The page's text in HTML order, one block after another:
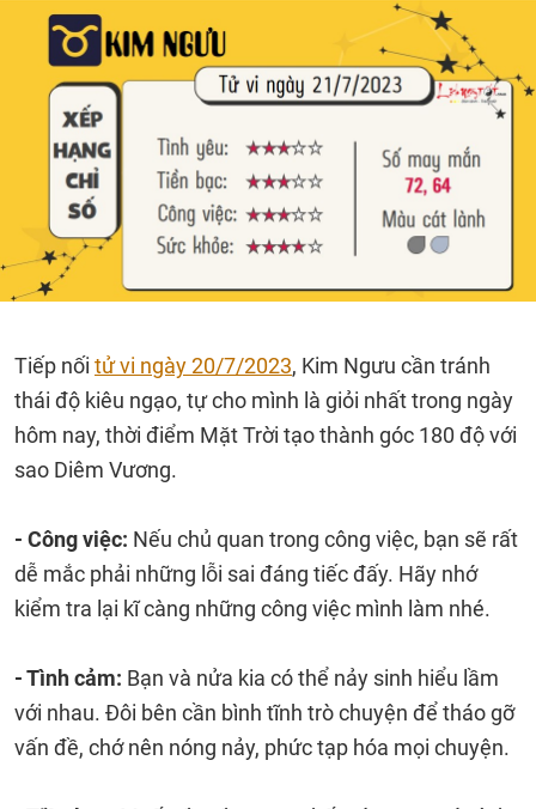
Tiếp nối tử vi ngày 20/7/2023, Kim Ngưu cần tránh
thái độ kiêu ngạo, tự cho mình là giỏi nhất trong ngày
hôm nay, thời điểm Mặt Trời tạo thành góc 180 độ với
sao Diêm Vương.
- Công việc: Nếu chủ quan trong công việc, bạn sẽ rất
dễ mắc phải những lỗi sai đáng tiếc đấy. Hãy nhớ
kiểm tra lại kĩ càng những công việc mình làm nhé.
- Tình cảm: Bạn và nửa kia có thể nảy sinh hiểu lầm
với nhau. Đôi bên cần bình tĩnh trò chuyện để tháo gỡ
vấn đề, chớ nên nóng nảy, phức tạp hóa mọi chuyện.